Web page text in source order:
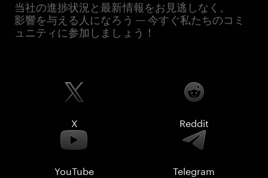
当社の進捗状況と最新情報をお見逃しなく。
影響を与える人になろう — 今すぐ私たちのコミ
ュニティに参加しましょう！
X Reddit
YouTube Telegram